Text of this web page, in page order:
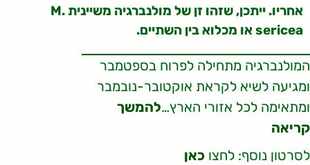
אחריו. ייתכן, שזהו זן של מולנברגיה משיינית M.
sericea או מכלוא בין השתיים.
המולנברגיה מתחילה לפרוח בספטמבר
ומגיעה לשיא לקראת אוקטובר-נובמבר
ומתאימה לכל אזורי הארץ…להמשך
קריאה
לסרטון נוסף: לחצו כאן